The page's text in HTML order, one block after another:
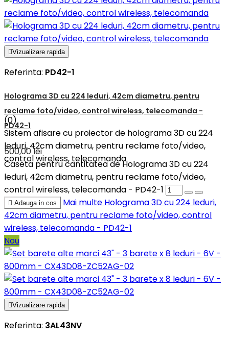
Vizualizare rapida
Referinta: PD42-1
Holograma 3D cu 224 leduri, 42cm diametru, pentru
reclame foto/video, control wireless, telecomanda -
PD42-1
(0)
Sistem afisare cu proiector de holograma 3D cu 224
leduri, 42cm diametru, pentru reclame foto/video,
control wireless, telecomanda
500,00 lei
Caseta pentru cantitatea de Holograma 3D cu 224
leduri, 42cm diametru, pentru reclame foto/video,
control wireless, telecomanda - PD42-1
 Adauga in cos Mai multe Holograma 3D cu 224 leduri,
42cm diametru, pentru reclame foto/video, control
wireless, telecomanda - PD42-1
Nou
Vizualizare rapida
Referinta: 3AL43NV